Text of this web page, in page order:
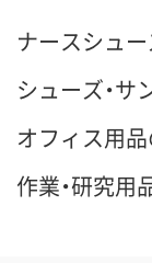
ナースシュ
シューズ・
オフィス用
作業・研究用